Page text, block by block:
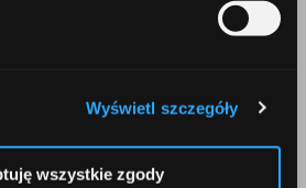
Wyświetl szczegóły
wszystkie zgody